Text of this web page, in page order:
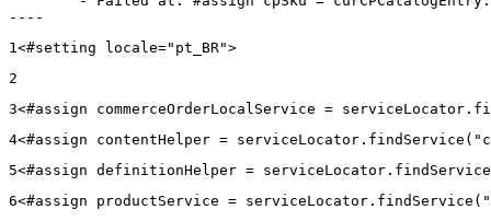
----
1 <#setting locale="pt_BR">
2
3<#assign commerceOrderLocalService =
4<#assign contentHelper =
5<#assign definitionHelper =
6<#assign productService =